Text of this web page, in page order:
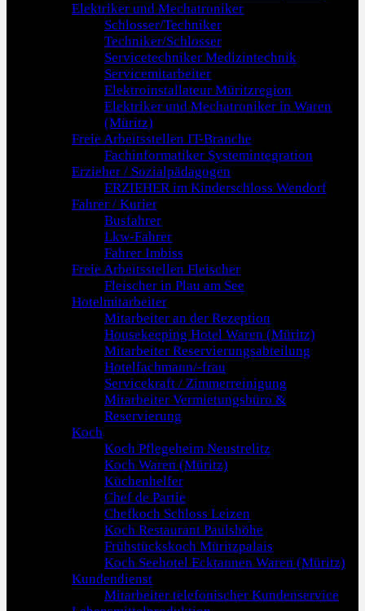
Elektriker und Mechatroniker
Schlosser/Techniker
Techniker/Schlosser
Servicetechniker Medizintechnik
Servicemitarbeiter
Elektroinstallateur Müritzregion
Elektriker und Mechatroniker in Waren
(Müritz)
Freie Arbeitsstellen IT-Branche
Fachinformatiker Systemintegration
Erzieher / Sozialpädagogen
ERZIEHER im Kinderschloss Wendorf
Fahrer / Kurier
Busfahrer
Lkw-Fahrer
Fahrer Imbiss
Freie Arbeitsstellen Fleischer
Fleischer in Plau am See
Hotelmitarbeiter
Mitarbeiter an der Rezeption
Housekeeping Hotel Waren (Müritz)
Mitarbeiter Reservierungsabteilung
Hotelfachmann/-frau
Servicekraft / Zimmerreinigung
Mitarbeiter Vermietungsbüro &
Reservierung
Koch
Koch Pflegeheim Neustrelitz
Koch Waren (Müritz)
Küchenhelfer
Chef de Partie
Chefkoch Schloss Leizen
Koch Restaurant Paulshöhe
Frühstückskoch Müritzpalais
Koch Seehotel Ecktannen Waren (Müritz)
Kundendienst
Mitarbeiter telefonischer Kundenservice